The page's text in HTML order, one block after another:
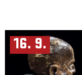
16. 9.